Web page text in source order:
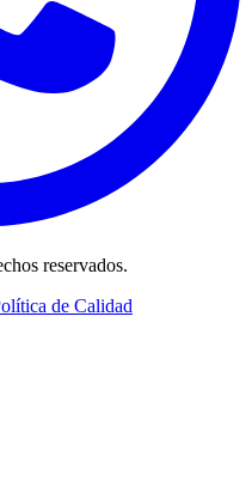
reservados.
de Calidad